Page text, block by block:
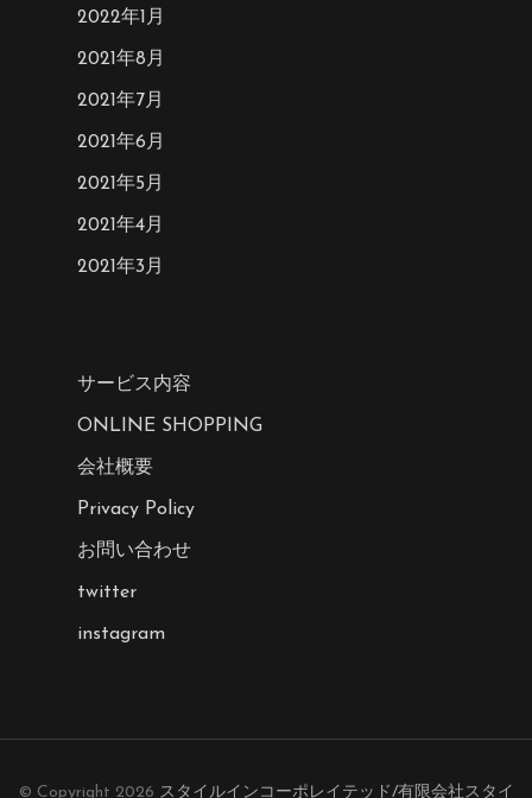
2022年1月
2021年8月
2021年7月
2021年6月
2021年5月
2021年4月
2021年3月
サービス内容
ONLINE SHOPPING
会社概要
Privacy Policy
お問い合わせ
twitter
instagram
© Copyright 2026 スタイルインコーポレイテッド/有限会社スタイ